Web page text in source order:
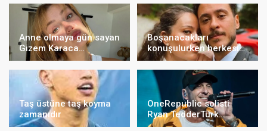
Anne olmaya gün sayan
Gizem Karaca
heyecanını paylaştı!
“Senelerdir annelik
yapıyorum ama bu sene
farklı…”
Boşanacakları
konuşulurken herkesi
şaşırttı! Anıl Altan’dan
Pelin Akil’e duygusal
Anneler Günü mesajı
Taş üstüne taş koyma
zamanıdır
OneRepublic solisti
Ryan TedderTürk
bayraklı t-shirt ile